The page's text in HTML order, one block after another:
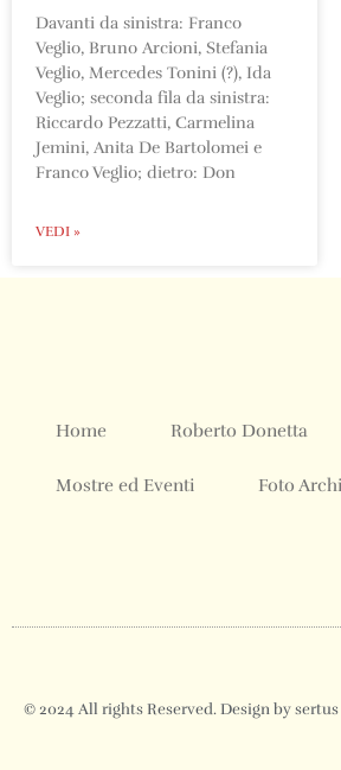
Davanti da sinistra: Franco
Veglio, Bruno Arcioni, Stefania
Veglio, Mercedes Tonini (?), Ida
Veglio; seconda fila da sinistra:
Riccardo Pezzatti, Carmelina
Jemini, Anita De Bartolomei e
Franco Veglio; dietro: Don
VEDI »
Home Roberto Donetta
Mostre ed Eventi Foto
© 2024 All rights Reserved. Design by